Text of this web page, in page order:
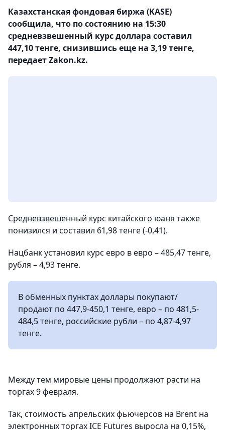
Казахстанская фондовая биржа (KASE)
сообщила, что по состоянию на 15:30
средневзвешенный курс доллара составил
447,10 тенге, снизившись еще на 3,19 тенге,
передает Zakon.kz.
Средневзвешенный курс китайского юаня также
понизился и составил 61,98 тенге (-0,41).
Нацбанк установил курс евро в евро – 485,47 тенге,
рубля – 4,93 тенге.
В обменных пунктах доллары покупают/
продают по 447,9-450,1 тенге, евро – по 481,5-
484,5 тенге, российские рубли – по 4,87-4,97
тенге.
Между тем мировые цены продолжают расти на
торгах 9 февраля.
Так, стоимость апрельских фьючерсов на Brent на
электронных торгах ICE Futures выросла на 0,15%,